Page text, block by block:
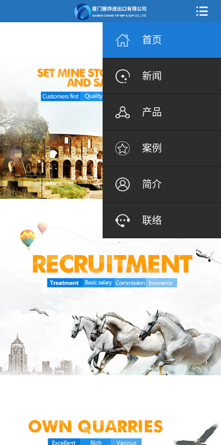
首页
新闻
产品
案例
简介
联络